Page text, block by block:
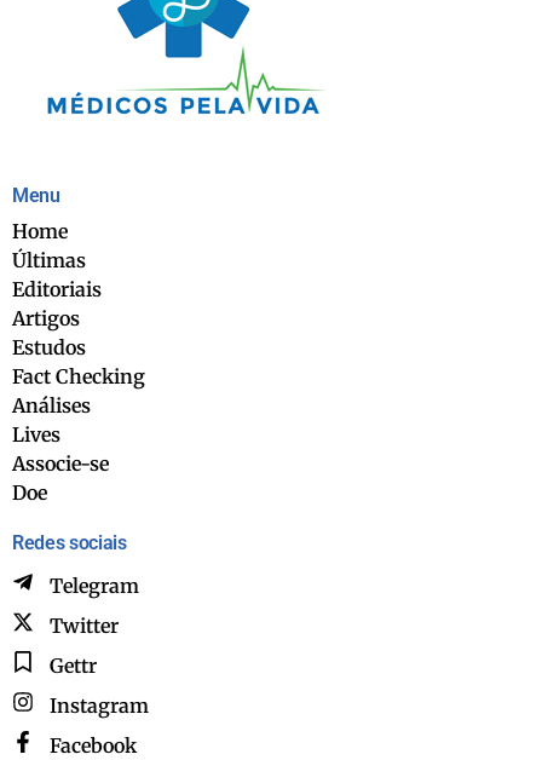
Menu
Home
Últimas
Editoriais
Artigos
Estudos
Fact Checking
Análises
Lives
Associe-se
Doe
Redes sociais
Telegram
Twitter
Gettr
Instagram
Facebook